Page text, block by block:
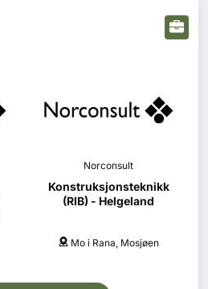
Norconsult
Konstruksjonsteknikk
(RIB) - Helgeland
Mo i Rana, Mosjøen